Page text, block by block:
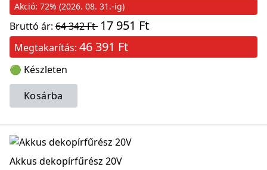
Akció: 72% (2026. 08. 31.-ig)
Bruttó ár: 64 342 Ft 17 951 Ft
Megtakarítás: 46 391 Ft
🟢 Készleten
Kosárba
Akkus dekopírfűrész 20V